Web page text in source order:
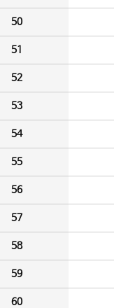
50
51
52
53
54
55
56
57
58
59
60